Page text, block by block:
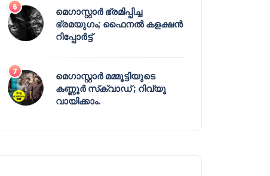
മെഗാസ്റ്റാർ ഭ്രമിപ്പിച്ച
ഭ്രമയുഗം; ഫൈനൽ കളക്ഷൻ
റിപ്പോർട്ട്
മെഗാസ്റ്റാർ മമ്മൂട്ടിയുടെ
കണ്ണൂർ സ്‌ക്വാഡ് ; റിവ്യൂ
വായിക്കാം.